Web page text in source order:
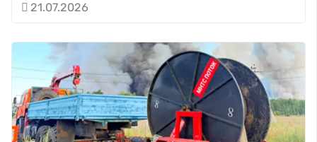
21.07.2026